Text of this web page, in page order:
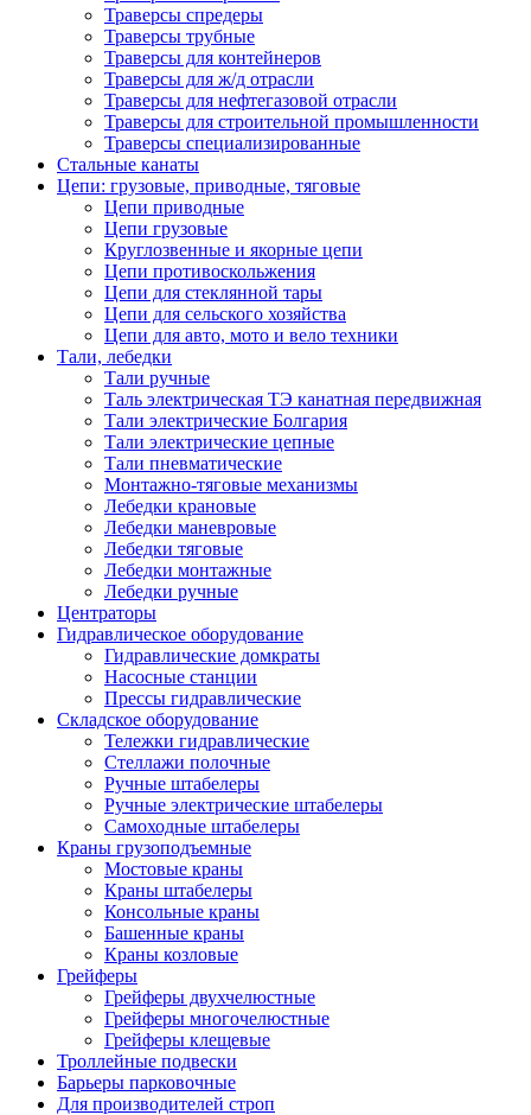
Траверсы спредеры
Траверсы трубные
Траверсы для контейнеров
Траверсы для ж/д отрасли
Траверсы для нефтегазовой отрасли
Траверсы для строительной промышленности
Траверсы специализированные
Стальные канаты
Цепи: грузовые, приводные, тяговые
Цепи приводные
Цепи грузовые
Круглозвенные и якорные цепи
Цепи противоскольжения
Цепи для стеклянной тары
Цепи для сельского хозяйства
Цепи для авто, мото и вело техники
Тали, лебедки
Тали ручные
Таль электрическая ТЭ канатная передвижная
Тали электрические Болгария
Тали электрические цепные
Тали пневматические
Монтажно-тяговые механизмы
Лебедки крановые
Лебедки маневровые
Лебедки тяговые
Лебедки монтажные
Лебедки ручные
Центраторы
Гидравлическое оборудование
Гидравлические домкраты
Насосные станции
Прессы гидравлические
Складское оборудование
Тележки гидравлические
Cтеллажи полочные
Ручные штабелеры
Ручные электрические штабелеры
Самоходные штабелеры
Краны грузоподъемные
Мостовые краны
Краны штабелеры
Консольные краны
Башенные краны
Краны козловые
Грейферы
Грейферы двухчелюстные
Грейферы многочелюстные
Грейферы клещевые
Троллейные подвески
Барьеры парковочные
Для производителей строп